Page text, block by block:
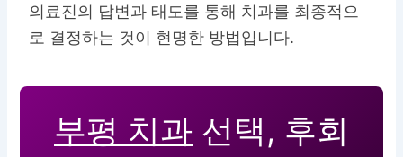
의료진의 답변과 태도를 통해 치과를 최종적으
로 결정하는 것이 현명한 방법입니다.
부평 치과 선택, 후회